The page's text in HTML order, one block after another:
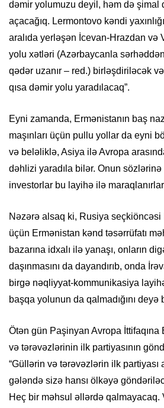
dəmir yolumuzu deyil, həm də şimal
açacağıq. Lermontovo kəndi
aralıda yerləşən İcevan-Hrazdan və
yolu xətləri (Azərbaycanla
qədər uzanır – red.) birləşdiriləcək
qısa dəmir yolu yaradılacaq”.
Eyni zamanda, Ermənistanın baş
maşınları üçün pullu yollar da eyni
və beləliklə, Asiya ilə Avropa
dəhlizi yaradıla bilər. Onun sözlərinə
investorlar bu layihə ilə
Nəzərə alsaq ki, Rusiya
üçün Ermənistan kənd təsərrüfatı
bazarına idxalı ilə yanaşı, onların
daşınmasını da dayandırıb, onda
birgə nəqliyyat-kommunikasiya
başqa yolunun da qalmadığını deyə
Ötən gün Paşinyan Avropa
və tərəvəzlərinin ilk partiyasının
“Güllərin və tərəvəzlərin ilk partiyası
gələndə sizə hansı ölkəyə
Heç bir məhsul əllərdə qalmayacaq.